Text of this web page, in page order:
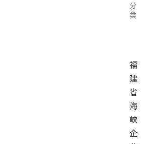
分
类
福
建
省
海
峡
企